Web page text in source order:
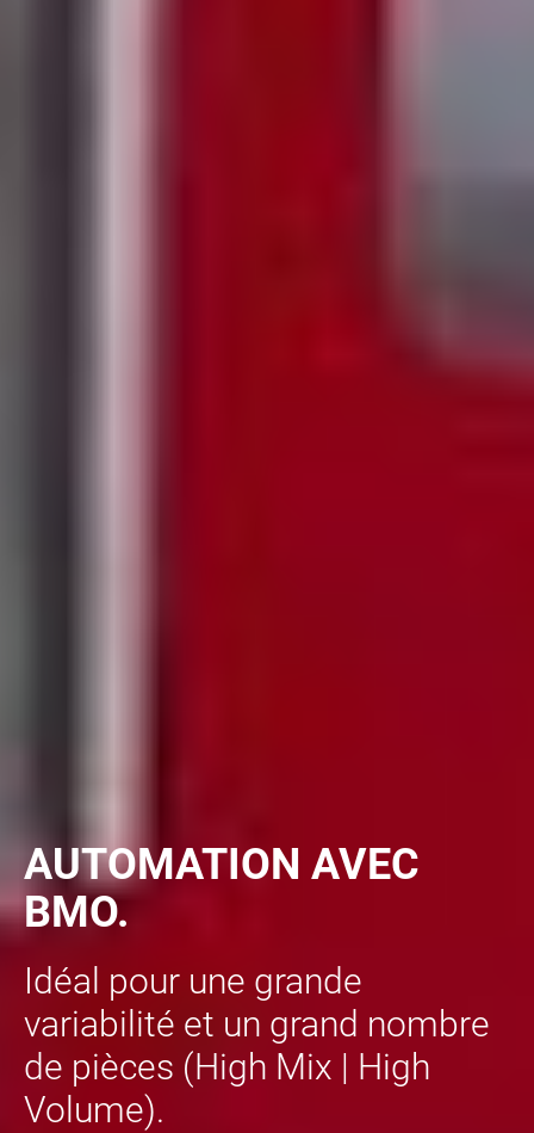
AUTOMATION AVEC
BMO.
Idéal pour une grande
variabilité et un grand nombre
de pièces (High Mix | High
Volume).